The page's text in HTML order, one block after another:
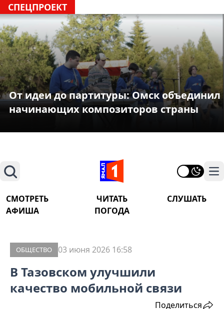
СПЕЦПРОЕКТ
От идеи до партитуры: Омск объединил
начинающих композиторов страны
Поиск
СМОТРЕТЬ ЧИТАТЬ
СЛУШАТЬ
АФИША
ПОГОДА
ОБЩЕСТВО 03 июня 2026 16:58
В Тазовском улучшили
качество мобильной связи
Поделиться